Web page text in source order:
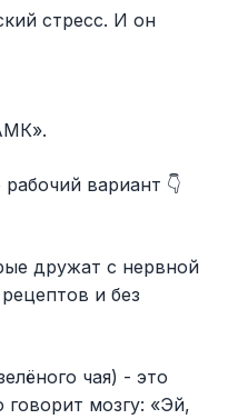
стресс. И он
вариант 👇
дружат с нервной
и без
чая) - это
мозгу: «Эй,